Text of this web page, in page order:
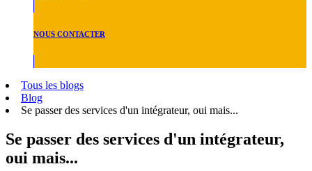
NOUS CONTACTER
Tous les blogs
Blog
Se passer des services d'un intégrateur, oui mais...
Se passer des services d'un intégrateur,
oui mais...